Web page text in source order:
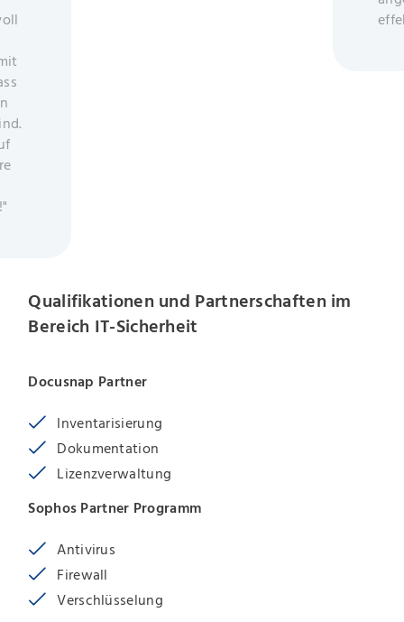
Qualifikationen und Partnerschaften im
Bereich IT-Sicherheit
Docusnap Partner
Inventarisierung
Dokumentation
Lizenzverwaltung
Sophos Partner Programm
Antivirus
Firewall
Verschlüsselung